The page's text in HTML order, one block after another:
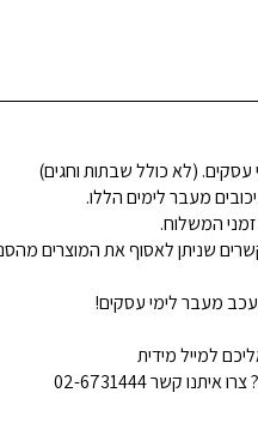
מעבר לימים הללו.
המשלוח.
שניתן לאסוף את המוצרים
מעבר לימי עסקים!
למייל מידית
קשר 02-6731444